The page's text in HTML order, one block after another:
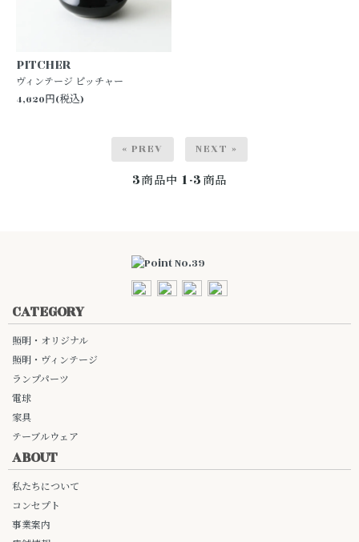
PITCHER
ヴィンテージ ピッチャー
4,620円(税込)
« PREV NEXT »
3商品中 1-3 商品
CATEGORY
照明・オリジナル
照明・ヴィンテージ
ランプパーツ
電球
家具
テーブルウェア
ABOUT
私たちについて
コンセプト
事業案内